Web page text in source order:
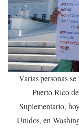
Varias personas
Puerto Rico
Suplementario,
Unidos, en